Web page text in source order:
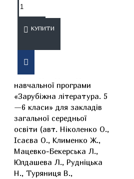
КУПИТИ
ОПИС
Підручник створено
відповідно до модельної
навчальної програми
«Зарубіжна література. 5
—6 класи» для закладів
загальної середньої
освіти (авт. Ніколенко О.,
Ісаєва О., Клименко Ж.,
Мацевко-Бекерська Л.,
Юлдашева Л., Рудніцька
Н., Туряниця В.,